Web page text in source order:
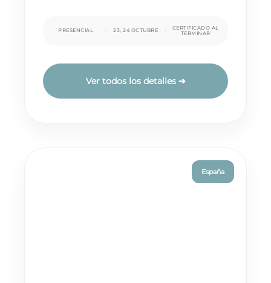
PRESENCIAL 23, 24 OCTUBRE
CERTIFICADO AL
TERMINAR
Ver todos los detalles ➔
España